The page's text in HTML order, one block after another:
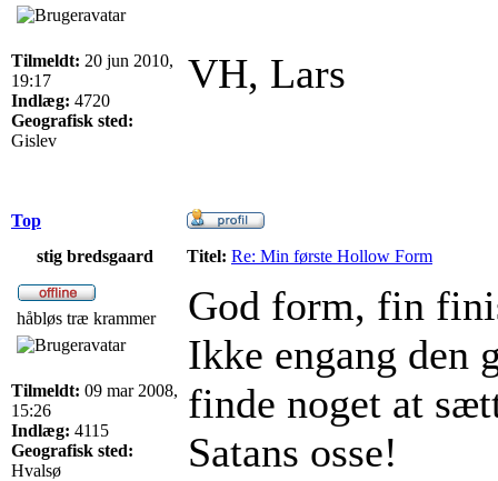
Tilmeldt: 20 jun 2010,
19:17
Indlæg: 4720
Geografisk sted:
Gislev
VH, Lars
Top
stig bredsgaard
Titel: Re: Min første Hollow Form
håbløs træ krammer
Tilmeldt: 09 mar 2008,
15:26
Indlæg: 4115
Geografisk sted:
Hvalsø
God form, fin
Ikke engang den
finde noget at
Satans osse!